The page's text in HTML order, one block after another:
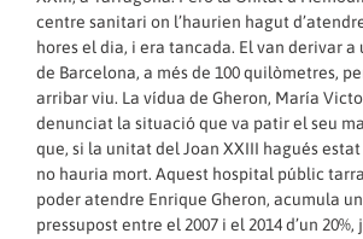
centre sanitari on l’haurien hagut
hores el dia, i era tancada. El van derivar a
de Barcelona, a més de 100 quilòmetres,
arribar viu. La vídua de Gheron, María
denunciat la situació que va patir el seu
que, si la unitat del Joan XXIII hagués
no hauria mort. Aquest hospital públic
poder atendre Enrique Gheron, acumula
pressupost entre el 2007 i el 2014 d’un